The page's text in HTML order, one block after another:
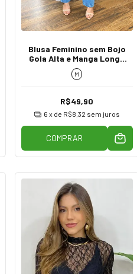
Blusa Feminino sem Bojo
Gola Alta e Manga Longa
de Tule Poá Rosa
M
R$49,90
6 x de R$8,32 sem juros
COMPRAR